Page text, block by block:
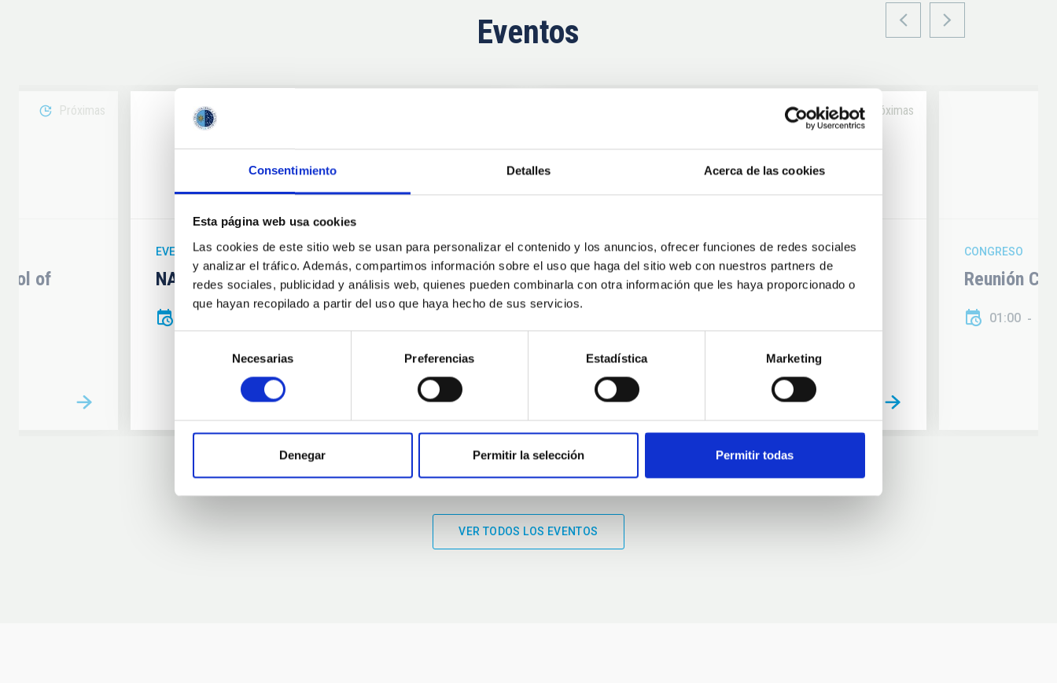
Consentimiento Detalles Acerca de las cookies
Esta página web usa cookies
Las cookies de este sitio web se usan para personalizar el contenido y los anuncios, ofrecer funciones de redes sociales
y analizar el tráfico. Además, compartimos información sobre el uso que haga del sitio web con nuestros partners de
redes sociales, publicidad y análisis web, quienes pueden combinarla con otra información que les haya proporcionado o
que hayan recopilado a partir del uso que haya hecho de sus servicios.
consentimiento
Necesarias Preferencias Estadística Marketing
Denegar Permitir la selección Permitir todas
Eventos
Próximas
of
08
AUG 26
11
AUG 26
EVENTO ASTRONÓMICO
NATE en Palencia - Eclipse Agosto 2026
10 14
Próximas
CONGRESO
Substellar Astrophysics 2026
CONGRESO
Reunión
01:00
VER TODOS LOS EVENTOS